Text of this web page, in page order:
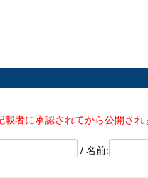
者に承認されてから公開され
/ 名前: